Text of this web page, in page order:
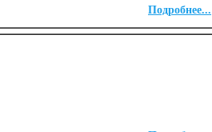
Подробнее...